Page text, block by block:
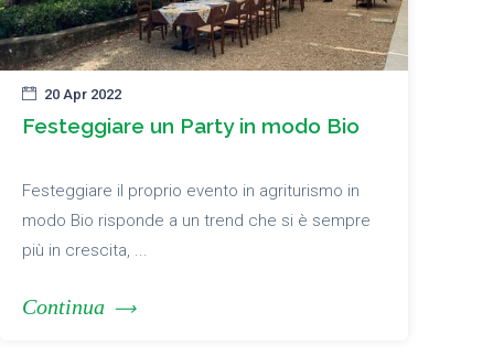
20 Apr 2022
Festeggiare un Party in modo Bio
Festeggiare il proprio evento in agriturismo in
modo Bio risponde a un trend che si è sempre
più in crescita, ...
Continua